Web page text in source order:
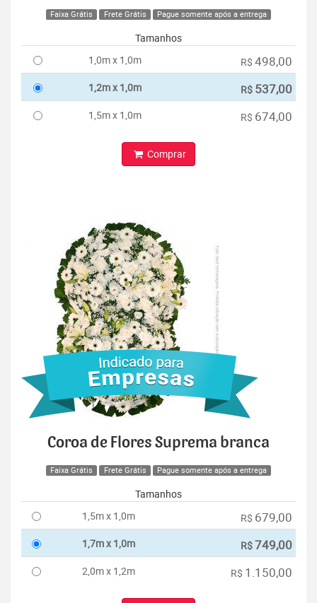
Faixa Grátis Frete Grátis Pague somente após a entrega
Tamanhos
1,0m x 1,0m
R$ 498,00
1,2m x 1,0m R$ 537,00
1,5m x 1,0m R$ 674,00
Comprar
Coroa de Flores Suprema branca
Faixa Grátis Frete Grátis Pague somente após a entrega
Tamanhos
1,5m x 1,0m
R$ 679,00
1,7m x 1,0m R$749,00
2,0m x 1,2m R$ 1.150,00